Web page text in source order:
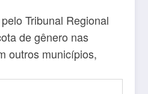
Tribunal Regional
de gênero nas
outros municípios,